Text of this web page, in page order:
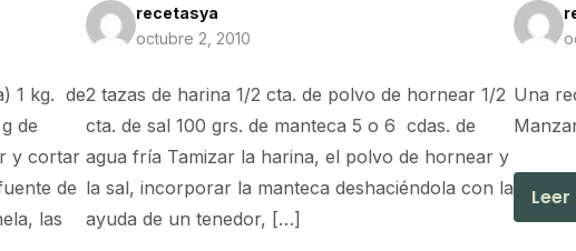
1 kg. de
de
y cortar
de
las
recetasya
octubre 2, 2010
2 tazas de harina 1/2 cta. de polvo de hornear 1/2
cta. de sal 100 grs. de manteca 5 o 6 cdas. de
agua fría Tamizar la harina, el polvo de hornear y
la sal, incorporar la manteca deshaciéndola con la
ayuda de un tenedor, […]
Una